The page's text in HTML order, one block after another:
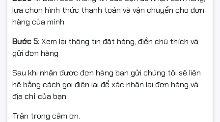
lựa chọn hình thức thanh toán và vận chuyển cho đơn
hàng của mình
Bước 5:Xem lại thông tin đặt hàng, điền chú thích và
gửi đơn hàng
Sau khi nhận được đơn hàng bạn gửi chúng tôi sẽ liên
hệ bằng cách gọi điện lại để xác nhận lại đơn hàng và
địa chỉ của bạn.
Trân trọng cảm ơn.